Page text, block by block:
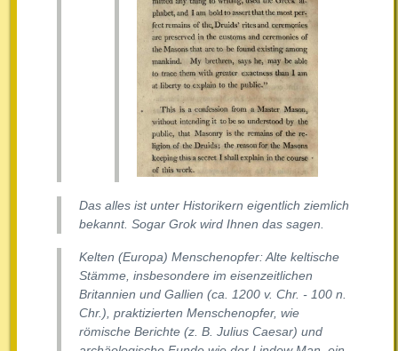
Das alles ist unter Historikern eigentlich ziemlich
bekannt. Sogar Grok wird Ihnen das sagen.
Kelten (Europa) Menschenopfer: Alte keltische
Stämme, insbesondere im eisenzeitlichen
Britannien und Gallien (ca. 1200 v. Chr. - 100 n.
Chr.), praktizierten Menschenopfer, wie
römische Berichte (z. B. Julius Caesar) und